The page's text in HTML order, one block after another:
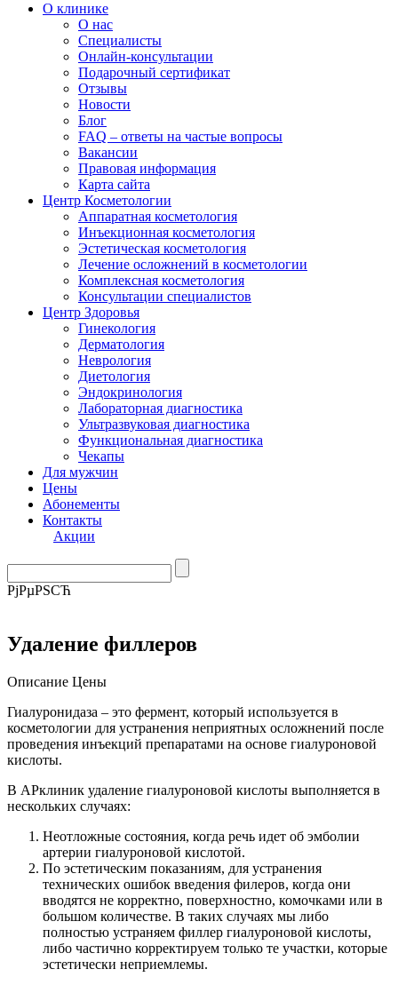
О клинике
О нас
Специалисты
Онлайн-консультации
Подарочный сертификат
Отзывы
Новости
Блог
FAQ – ответы на частые вопросы
Вакансии
Правовая информация
Карта сайта
Центр Косметологии
Аппаратная косметология
Инъекционная косметология
Эстетическая косметология
Лечение осложнений в косметологии
Комплексная косметология
Консультации специалистов
Центр Здоровья
Гинекология
Дерматология
Неврология
Диетология
Эндокринология
Лабораторная диагностика
Ультразвуковая диагностика
Функциональная диагностика
Чекапы
Для мужчин
Цены
Абонементы
Контакты
Акции
РјРµРЅСЋ
Удаление филлеров
Описание Цены
Гиалуронидаза – это фермент, который используется в
косметологии для устранения неприятных осложнений после
проведения инъекций препаратами на основе гиалуроновой
кислоты.
В АРклиник удаление гиалуроновой кислоты выполняется в
нескольких случаях:
Неотложные состояния, когда речь идет об эмболии
артерии гиалуроновой кислотой.
По эстетическим показаниям, для устранения
технических ошибок введения филеров, когда они
вводятся не корректно, поверхностно, комочками или в
большом количестве. В таких случаях мы либо
полностью устраняем филлер гиалуроновой кислоты,
либо частично корректируем только те участки, которые
эстетически неприемлемы.